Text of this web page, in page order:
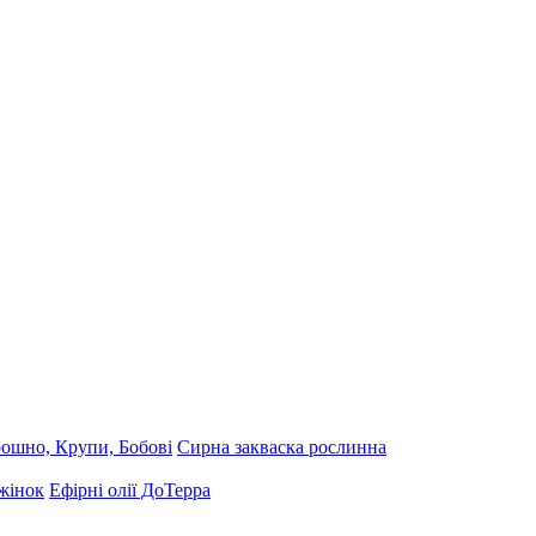
Крупи, Бобові Сирна закваска рослинна
Ефірні олії ДоТерра